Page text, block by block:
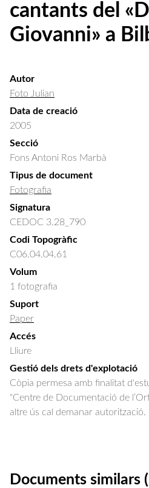
cantants del
Giovanni» a
Autor
Foto Julian
Data de creació
2005
Secció
Fons Antoni Ros Marbà
Tipus de document
Fotografia
Signatura
CEDOC 3.28_790
Codi Topogràfic
C06.04.04.61
Volum
1 fotografia
Suport
Paper
Accés
Lliure
Gestió dels drets d'explotació
Còpia permesa amb finalitat
"Centre de Documentació de
altre ús cal demanar autorització.
Documents similars